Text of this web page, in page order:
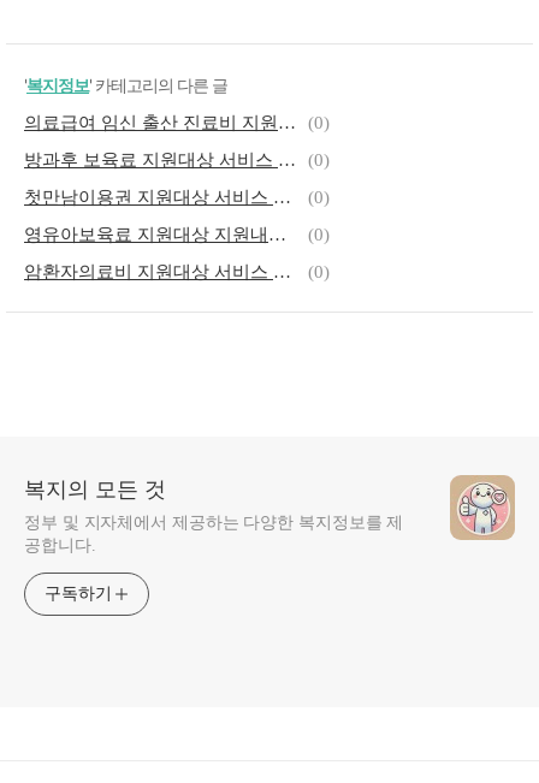
'복지정보' 카테고리의 다른 글
의료급여 임신 출산 진료비 지원대상 지원내용 신청방법 총 정리
(0)
방과후 보육료 지원대상 서비스 내용 신청 방법 총 정리
(0)
첫만남이용권 지원대상 서비스 내용 신청 방법
(0)
영유아보육료 지원대상 지원내용 신청 방법 총 정리
(0)
암환자의료비 지원대상 서비스 내용 신청 방법 총정리
(0)
복지의 모든 것
정부 및 지자체에서 제공하는 다양한 복지정보를 제
공합니다.
구독하기